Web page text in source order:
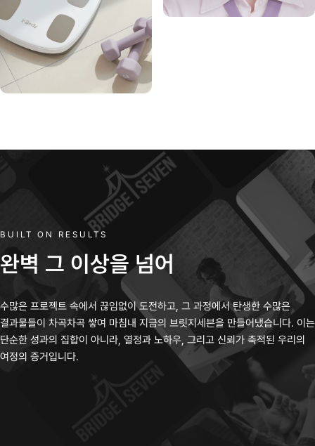
BUILT ON RESULTS
완벽 그 이상을 넘어
수많은 프로젝트 속에서 끊임없이 도전하고, 그 과정에서 탄생한 수많은
결과물들이 차곡차곡 쌓여 마침내 지금의 브릿지세븐을 만들어냈습니다. 이는
단순한 성과의 집합이 아니라, 열정과 노하우, 그리고 신뢰가 축적된 우리의
여정의 증거입니다.